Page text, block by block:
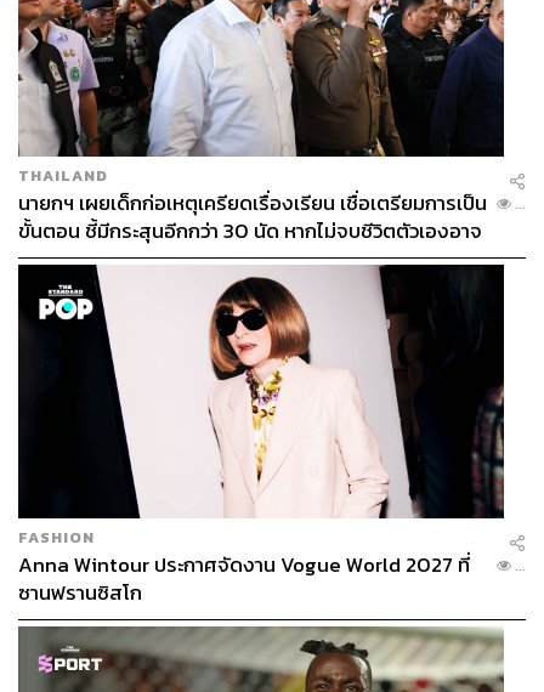
THAILAND
นายกฯ เผยเด็กก่อเหตุเครียดเรื่องเรียน เชื่อเตรียมการเป็น
ขั้นตอน ชี้มีกระสุนอีกกว่า 30 นัด หากไม่จบชีวิตตัวเองอาจ
สูญเสียเพิ่ม
...
FASHION
Anna Wintour ประกาศจัดงาน Vogue World 2027 ที่
ซานฟรานซิสโก
...